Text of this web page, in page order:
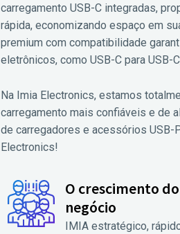
carregamento USB-C integradas,
rápida, economizando espaço em
premium com compatibilidade
eletrônicos, como USB-C para USB-
Na Imia Electronics, estamos
carregamento mais confiáveis e de
de carregadores e acessórios
Electronics!
O crescimento do
negócio
IMIA estratégico,